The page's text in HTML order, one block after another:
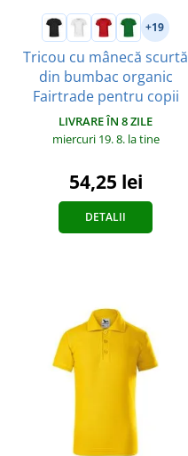
+19
Tricou cu mânecă scurtă
din bumbac organic
Fairtrade pentru copii
LIVRARE ÎN 8 ZILE
miercuri 19. 8. la tine
54,25 lei
DETALII